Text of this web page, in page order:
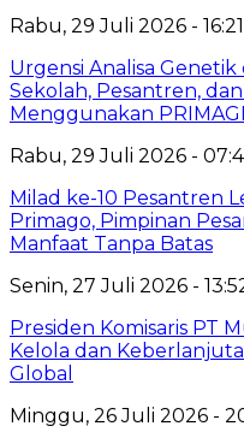
Rabu, 29 Juli 2026 -
Urgensi Analisa
Sekolah, Pesantren,
Menggunakan
Rabu, 29 Juli 2026 -
Milad ke-10 Pesantren
Primago, Pimpinan
Manfaat Tanpa Batas
Senin, 27 Juli 2026 -
Presiden Komisaris PT
Kelola dan
Global
Minggu, 26 Juli 2026 -